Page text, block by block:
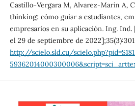
Castillo-Vergara M, Alvarez-Marin A,
thinking: cómo guiar a estudiantes,
empresarios en su aplicación. Ing.
el 29 de septiembre de
http://scielo.sld.cu/